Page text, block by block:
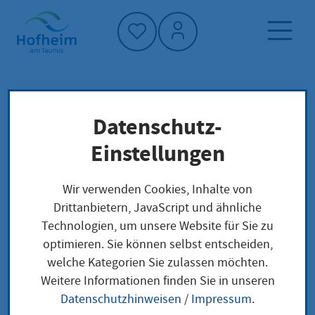
Startseite"
Dienstleistung-Finder
Lokale Anliegen
Betriebserlaubnis für Krankenhausapotheke
beantragen
Betriebserlaubnis für
Krankenhausapotheke
Datenschutz-
Einstellungen
Wir verwenden Cookies, Inhalte von
Drittanbietern, JavaScript und ähnliche
Technologien, um unsere Website für Sie zu
optimieren. Sie können selbst entscheiden,
welche Kategorien Sie zulassen möchten.
Weitere Informationen finden Sie in unseren
Datenschutzhinweisen / Impressum.